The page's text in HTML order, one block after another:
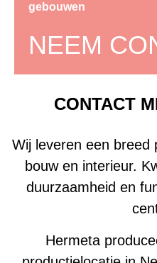
gebouwen
NEEM
CONTACT
Wij leveren een breed
bouw en interieur.
duurzaamheid en
Hermeta